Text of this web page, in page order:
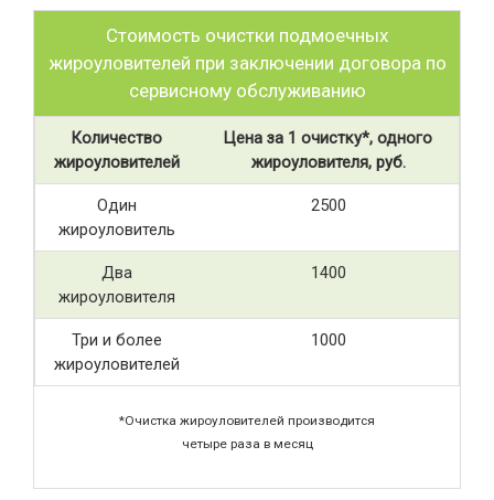
Стоимость очистки подмоечных
жироуловителей при заключении договора по
сервисному обслуживанию
Количество
жироуловителей
Цена за 1 очистку*, одного
жироуловителя, руб.
Один
жироуловитель
2500
Два
жироуловителя
1400
Три и более
жироуловителей
1000
*Очистка жироуловителей производится
четыре раза в месяц